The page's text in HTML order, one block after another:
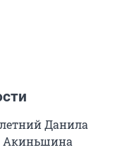
Данила
Акиньшина